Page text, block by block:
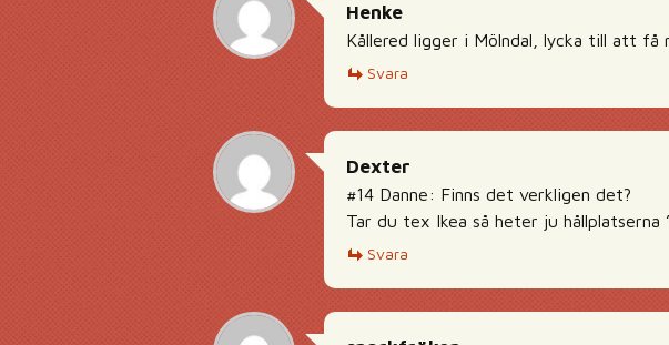
Henke
Kållered ligger i Mölndal, lycka till att
Svara
Dexter
#14 Danne: Finns det verkligen det?
Tar du tex Ikea så heter ju hållplatserna
Svara